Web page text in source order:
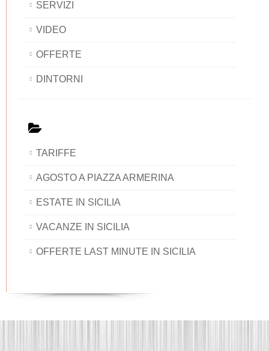
SERVIZI
VIDEO
OFFERTE
DINTORNI
TARIFFE
AGOSTO A PIAZZA ARMERINA
ESTATE IN SICILIA
VACANZE IN SICILIA
OFFERTE LAST MINUTE IN SICILIA